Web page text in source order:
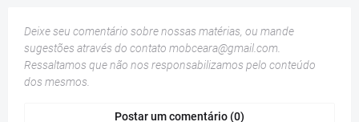
Deixe seu comentário sobre nossas matérias, ou mande
sugestões através do contato mobceara@gmail.com.
Ressaltamos que não nos responsabilizamos pelo conteúdo
dos mesmos.
Postar um comentário (0)